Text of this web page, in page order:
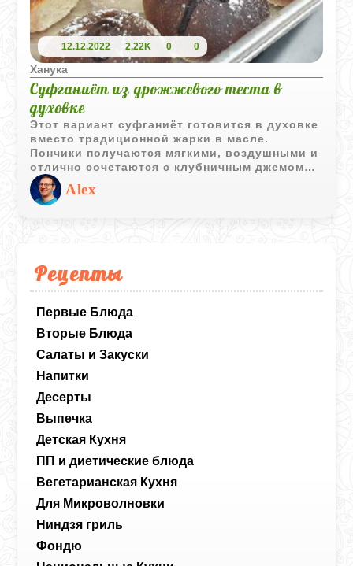
Рецепты
Первые Блюда
Вторые Блюда
Салаты и Закуски
Напитки
Десерты
Выпечка
Детская Кухня
ПП и диетические блюда
Вегетарианская Кухня
Для Микроволновки
Ниндзя гриль
Фондю
12.12.2022 2,22K 0 0
Ханука
Суфганиёт из дрожжевого теста в
духовке
Этот вариант суфганиёт готовится в духовке
вместо традиционной жарки в масле.
Пончики получаются мягкими, воздушными и
отлично сочетаются с клубничным джемом
или любимым вареньем.
Alex